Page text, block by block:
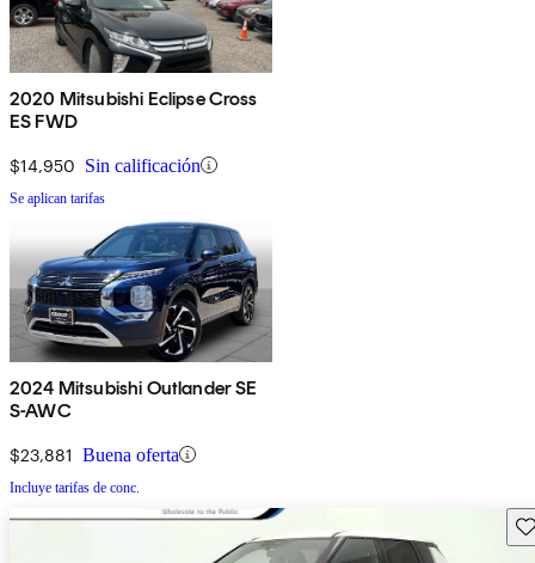
2020 Mitsubishi Eclipse Cross
ES FWD
$14,950 Sin calificación
Se aplican tarifas
2024 Mitsubishi Outlander SE
S-AWC
$23,881 Buena oferta
Incluye tarifas de conc.